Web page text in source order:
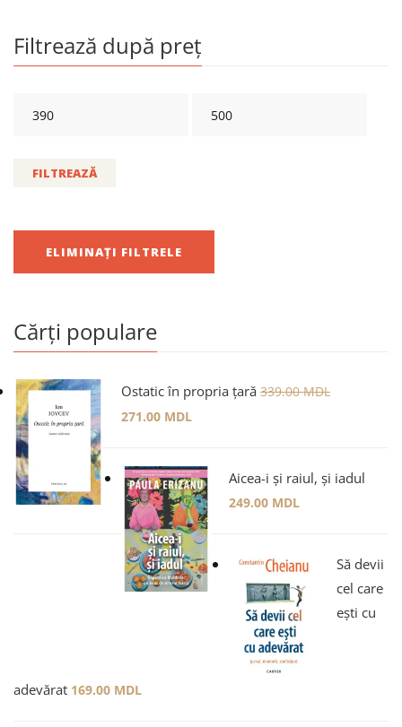
Filtrează după preț
FILTREAZĂ
ELIMINAȚI FILTRELE
Cărți populare
Ostatic în propria țară 339.00MDL
271.00 MDL
Aicea-i și raiul, și iadul
249.00 MDL
Să devii
cel care
ești cu
adevărat 169.00 MDL